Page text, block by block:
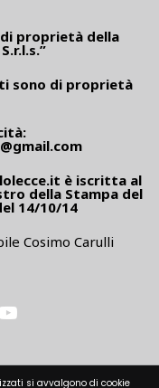
proprietà della
sono di proprietà
è iscritta al
della Stampa del
14/10/14
Cosimo Carulli
si avvalgono di cookie